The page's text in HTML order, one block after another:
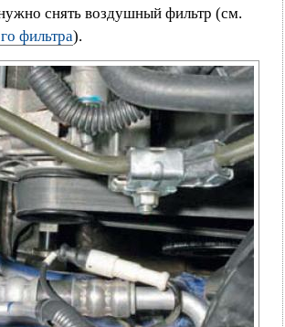
снять воздушный фильтр (см.
фильтра).